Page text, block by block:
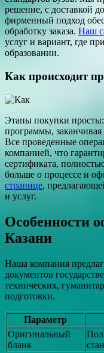
решение, с доставкой
фирменный подход
обработку заказа. Наш
услуг и вариант, где
образовании.
Как происходит
Этапы покупки
программы, заканчивая
Все проведенные
компанией, что
сертификата,
больше о процессе и
странице,
и услуг.
Особенности
Казани
Наша компания
документов
технических,
подготовки.
Параметр
Оригинальный
бланк